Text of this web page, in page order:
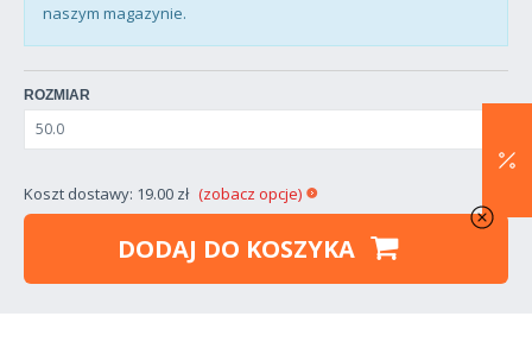
naszym magazynie.
ROZMIAR
Koszt dostawy: 19.00 zł (zobacz opcje)
DODAJ DO KOSZYKA